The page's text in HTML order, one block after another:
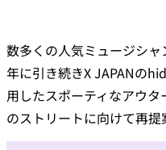
数多くの人気ミュージシ
年に引き続きX JAPANの
用したスポーティなアウ
のストリートに向けて再提